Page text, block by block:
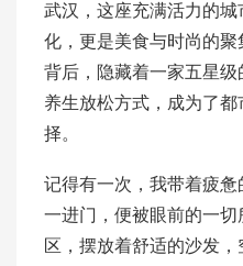
武汉，这座充满活力的
化，更是美食与时尚的
背后，隐藏着一家五星
养生放松方式，成为了
择。
记得有一次，我带着疲惫
一进门，便被眼前的一
区，摆放着舒适的沙发，